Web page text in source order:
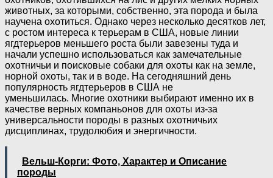
животных, за которыми, собственно, эта порода и была
научена охотиться. Однако через несколько десятков лет,
с ростом интереса к терьерам в США, новые линии
ягдтерьеров меньшего роста были завезены туда и
начали успешно использоваться как замечательные
охотничьи и поисковые собаки для охоты как на земле,
норной охоты, так и в воде. На сегодняшний день
популярность ягдтерьеров в США не
уменьшилась. Многие охотники выбирают именно их в
качестве верных компаньонов для охоты из-за
универсальности породы в разных охотничьих
дисциплинах, трудолюбия и энергичности.
Вельш-Корги: Фото, Характер и Описание
породы